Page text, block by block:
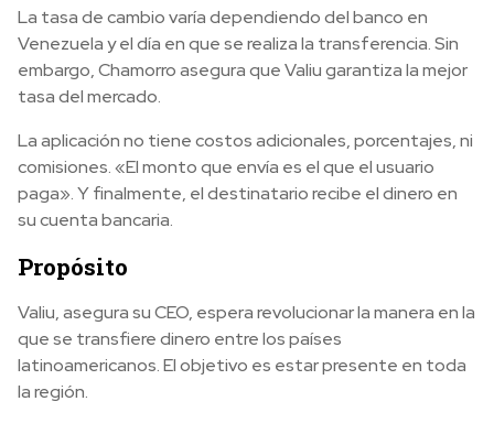
La tasa de cambio varía dependiendo del banco en
Venezuela y el día en que se realiza la transferencia. Sin
embargo, Chamorro asegura que Valiu garantiza la mejor
tasa del mercado.
La aplicación no tiene costos adicionales, porcentajes, ni
comisiones. «El monto que envía es el que el usuario
paga». Y finalmente, el destinatario recibe el dinero en
su cuenta bancaria.
Propósito
Valiu, asegura su CEO, espera revolucionar la manera en la
que se transfiere dinero entre los países
latinoamericanos. El objetivo es estar presente en toda
la región.